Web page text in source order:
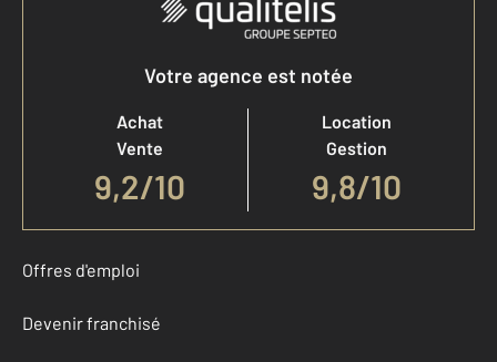
Votre agence est notée
Achat
Vente
9,2/10
Location
Gestion
9,8/10
Offres d'emploi
Devenir franchisé